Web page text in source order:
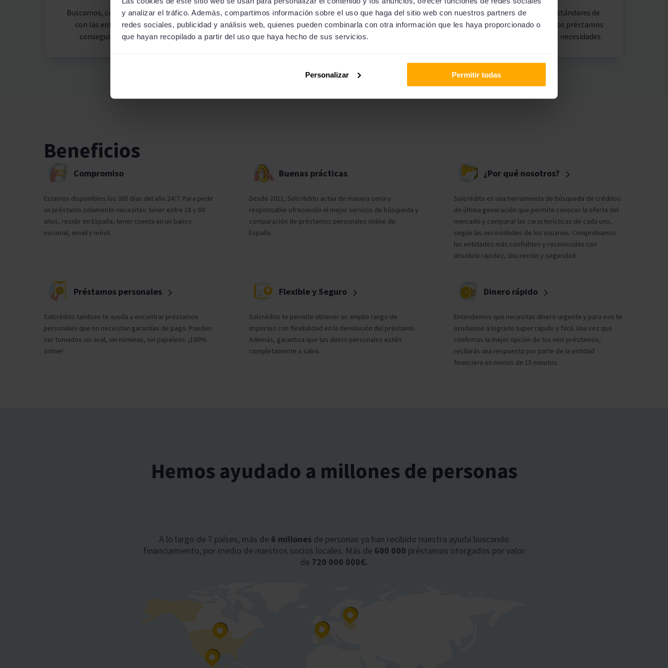
y analizar el tráfico. Además, compartimos información sobre el uso que haga del sitio web con nuestros partners de
redes sociales, publicidad y análisis web, quienes pueden combinarla con otra información que les haya proporcionado o
que hayan recopilado a partir del uso que haya hecho de sus servicios.
Personalizar Permitir todas
Buscamos, comparamos y negociamos
con las entidades financieras para
conseguirte el mejor préstamo
ofertas con una única solicitud
Tenemos los más altos estándares de
seguridad para conseguir los préstamos
que mejor se ajustan a tus necesidades
Beneficios
Compromiso
Estamos disponibles los 365 días del año 24/7. Para pedir
un préstamo solamente necesitas: tener entre 18 y 80
años, residir en España, tener cuenta en un banco
nacional, email y móvil.
Buenas prácticas
Desde 2011, Solcrédito actúa de manera seria y
responsable ofreciendo el mejor servicio de búsqueda y
comparación de préstamos personales online de
España.
¿Por qué nosotros?
Solcrédito es una herramienta de búsqueda de créditos
de última generación que permite conocer la oferta del
mercado y comparar las características de cada uno,
según las necesidades de los usuarios. Comprobamos
las entidades más confiables y reconocidas con
absoluta rapidez, discreción y seguridad.
Préstamos personales
Solcrédito tambien te ayuda a encontrar préstamos
personales que no necesitan garantías de pago. Pueden
ser tomados sin aval, sin nóminas, sin papeleos. ¡100%
online!
Flexible y Seguro
Solcrédito te permite obtener un amplio rango de
importes con flexibilidad en la devolución del préstamo.
Además, garantiza que tus datos personales estén
completamente a salvo.
Dinero rápido
Entendemos que necesitas dinero urgente y para eso te
ayudamos a lograrlo super rápido y fácil. Una vez que
confirmas la mejor opción de tus mini préstamos,
recibirás una respuesta por parte de la entidad
financiera en menos de 15 minutos.
Hemos ayudado a millones de personas
A lo largo de 7 países, más de 6 millonesde personas ya han recibido nuestra ayuda buscando
financiamiento, por medio de nuestros socios locales. Más de 600 000 préstamos otorgados por valor
de 720 000 000€.